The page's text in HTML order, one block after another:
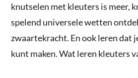
knutselen met kleuters is meer,
spelend universele wetten
zwaartekracht. En ook leren dat
kunt maken. Wat leren kleuters